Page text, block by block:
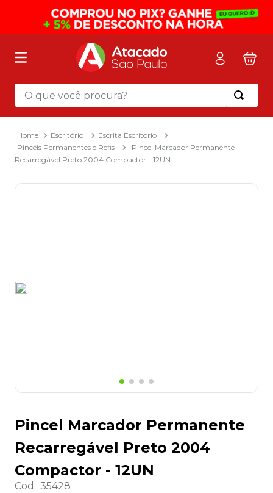
O que você procura?
Escritório
Escrita Escritorio
Pincéis Permanentes e Refis
Pincel Marcador Permanente
Recarregável Preto 2004 Compactor - 12UN
Pincel Marcador Permanente
Recarregável Preto 2004
Compactor - 12UN
Cod.: 35428
Termos mais buscados
mochila
2º sacola
8